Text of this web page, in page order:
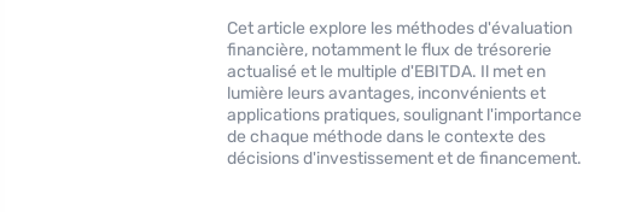
Cet article explore les méthodes d'évaluation
financière, notamment le flux de trésorerie
actualisé et le multiple d'EBITDA. Il met en
lumière leurs avantages, inconvénients et
applications pratiques, soulignant l'importance
de chaque méthode dans le contexte des
décisions d'investissement et de financement.